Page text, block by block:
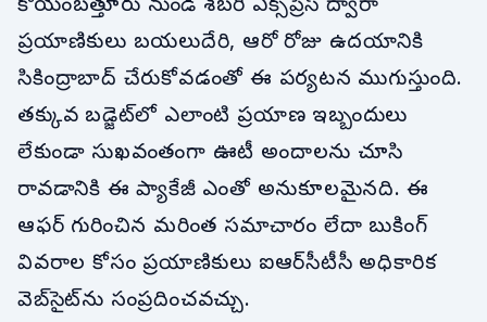
కోయంబత్తూరు నుండి శబరి ఎక్స్‌ప్రెస్ ద్వారా
ప్రయాణికులు బయలుదేరి, ఆరో రోజు ఉదయానికి
సికింద్రాబాద్ చేరుకోవడంతో ఈ పర్యటన ముగుస్తుంది.
తక్కువ బడ్జెట్‌లో ఎలాంటి ప్రయాణ ఇబ్బందులు
లేకుండా సుఖవంతంగా ఊటీ అందాలను చూసి
రావడానికి ఈ ప్యాకేజీ ఎంతో అనుకూలమైనది. ఈ
ఆఫర్ గురించిన మరింత సమాచారం లేదా బుకింగ్
వివరాల కోసం ప్రయాణికులు ఐఆర్‌సీటీసీ అధికారిక
వెబ్‌సైట్‌ను సంప్రదించవచ్చు.